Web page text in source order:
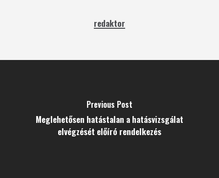
redaktor
Previous Post
Meglehetősen hatástalan a hatásvizsgálat
elvégzését előíró rendelkezés